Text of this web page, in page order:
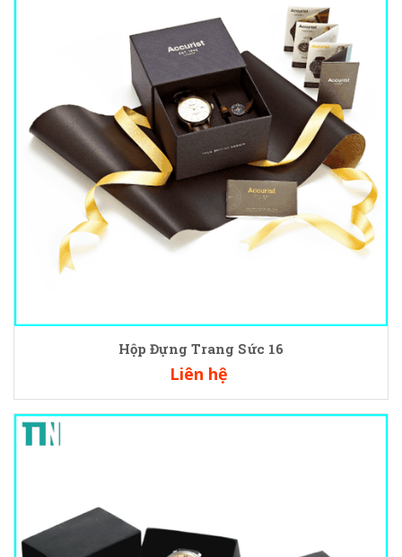
Hộp Đựng Trang Sức 16
Liên hệ